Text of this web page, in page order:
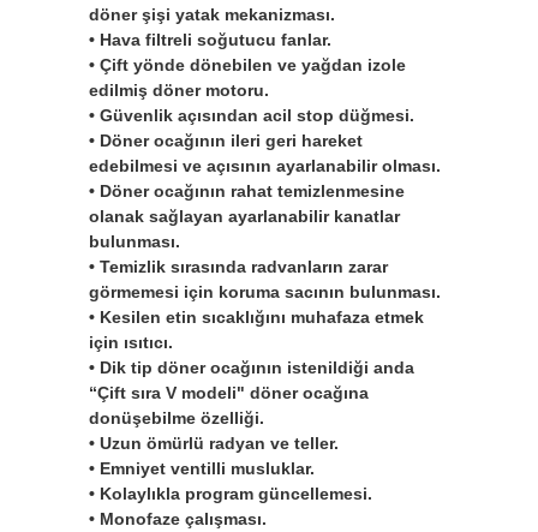
döner şişi yatak mekanizması.
• Hava filtreli soğutucu fanlar.
• Çift yönde dönebilen ve yağdan izole
edilmiş döner motoru.
• Güvenlik açısından acil stop düğmesi.
• Döner ocağının ileri geri hareket
edebilmesi ve açısının ayarlanabilir olması.
• Döner ocağının rahat temizlenmesine
olanak sağlayan ayarlanabilir kanatlar
bulunması.
• Temizlik sırasında radvanların zarar
görmemesi için koruma sacının bulunması.
• Kesilen etin sıcaklığını muhafaza etmek
için ısıtıcı.
• Dik tip döner ocağının istenildiği anda
“Çift sıra V modeli" döner ocağına
donüşebilme özelliği.
• Uzun ömürlü radyan ve teller.
• Emniyet ventilli musluklar.
• Kolaylıkla program güncellemesi.
• Monofaze çalışması.